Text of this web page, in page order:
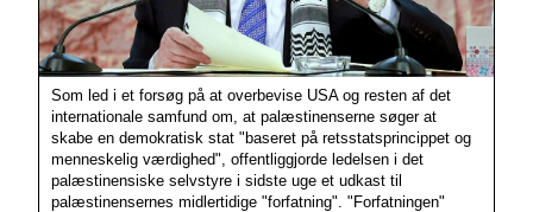
Som led i et forsøg på at overbevise USA og resten af det
internationale samfund om, at palæstinenserne søger at
skabe en demokratisk stat "baseret på retsstatsprincippet og
menneskelig værdighed", offentliggjorde ledelsen i det
palæstinensiske selvstyre i sidste uge et udkast til
palæstinensernes midlertidige "forfatning". "Forfatningen"